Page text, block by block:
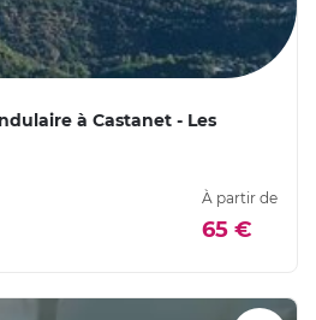
à Castanet - Les
À partir de
65 €